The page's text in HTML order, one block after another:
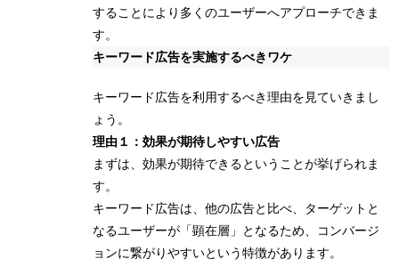
することにより多くのユーザーへアプローチできま
す。
キーワード広告を実施するべきワケ
キーワード広告を利用するべき理由を見ていきまし
ょう。
理由１：効果が期待しやすい広告
まずは、効果が期待できるということが挙げられま
す。
キーワード広告は、他の広告と比べ、ターゲットと
なるユーザーが「顕在層」となるため、コンバージ
ョンに繋がりやすいという特徴があります。